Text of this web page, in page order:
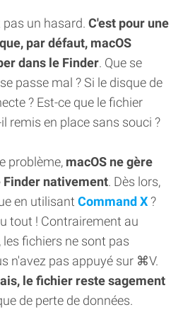
un hasard. C'est pour une
par défaut, macOS
dans le Finder. Que se
passe mal ? Si le disque de
? Est-ce que le fichier
remis en place sans souci ?
problème, macOS ne gère
Finder nativement. Dès lors,
en utilisant Command X?
tout ! Contrairement au
fichiers ne sont pas
n'avez pas appuyé sur ⌘V.
le fichier reste sagement
de perte de données.